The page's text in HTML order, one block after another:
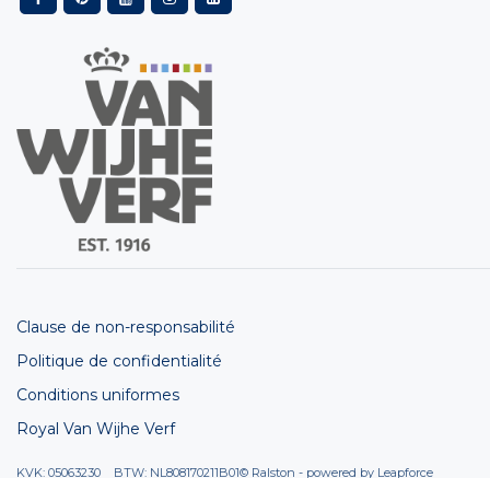
Clause de non-responsabilité
Politique de confidentialité
Conditions uniformes
Royal Van Wijhe Verf
KVK: 05063230 BTW: NL808170211B01© Ralston - powered by Leapforce